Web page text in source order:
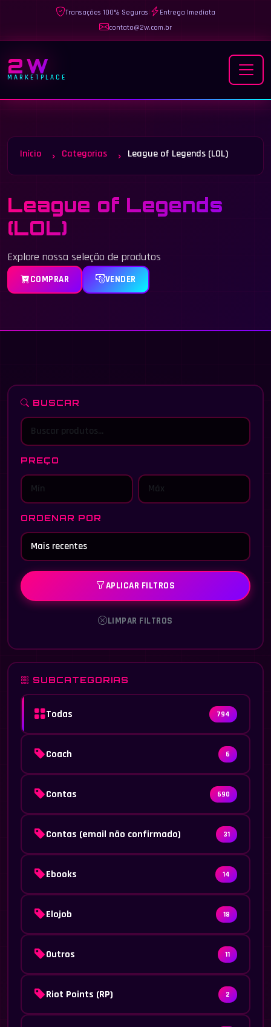
Transações 100% Seguras|
Entrega Imediata
contato@2w.com.br
2W
MARKETPLACE
Início Categorias League of Legends (LOL)
League of Legends
(LOL)
Explore nossa seleção de produtos
COMPRAR VENDER
BUSCAR
PREÇO
ORDENAR POR
APLICAR FILTROS
LIMPAR FILTROS
SUBCATEGORIAS
Todas 794
Coach 6
Contas 690
Contas (email não confirmado) 31
Ebooks 14
Elojob 18
Outros 11
Riot Points (RP) 2